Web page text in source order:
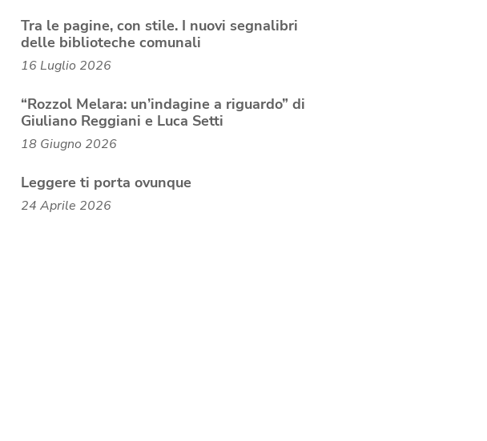
Tra le pagine, con stile. I nuovi segnalibri
delle biblioteche comunali
16 Luglio 2026
“Rozzol Melara: un’indagine a riguardo” di
Giuliano Reggiani e Luca Setti
18 Giugno 2026
Leggere ti porta ovunque
24 Aprile 2026